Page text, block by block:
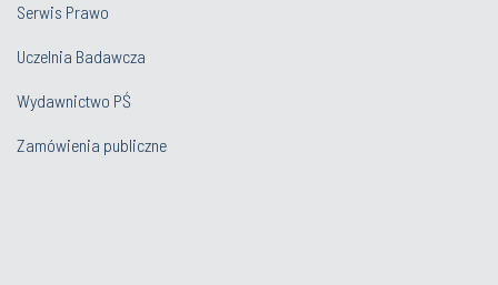
Serwis Prawo
Uczelnia Badawcza
Wydawnictwo PŚ
Zamówienia publiczne